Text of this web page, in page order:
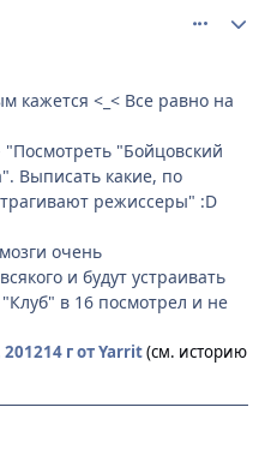
кажется <_< Все равно на
"Бойцовский
Выписать какие, по
режиссеры" :D
очень
и будут устраивать
в 16 посмотрел и не
14 гот Yarrit(см. историю